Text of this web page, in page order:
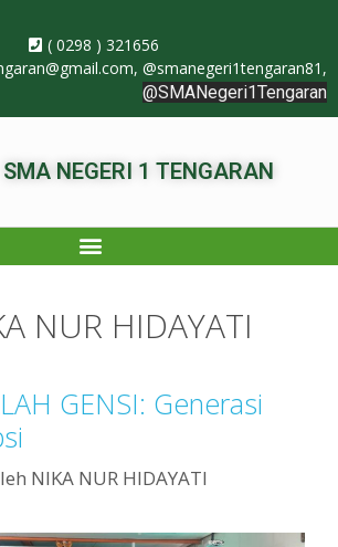
( 0298 ) 321656
, @smanegeri1tengaran81,
@SMANegeri1Tengaran
SMA NEGERI 1 TENGARAN
NUR HIDAYATI
GENSI: Generasi
NIKA NUR HIDAYATI